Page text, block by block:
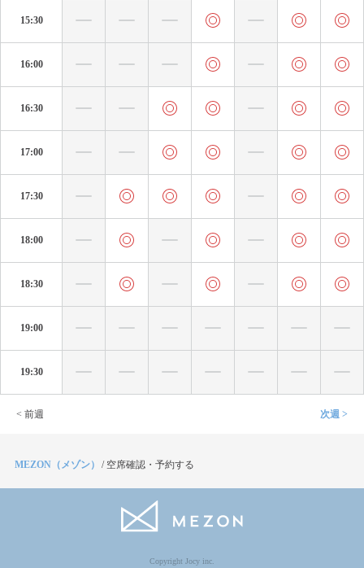
15:30
16:00
16:30
17:00
17:30
18:00
18:30
19:00
19:30
< 前週 次週 >
MEZON（メゾン） / 空席確認・予約する
Copyright Jocy inc.